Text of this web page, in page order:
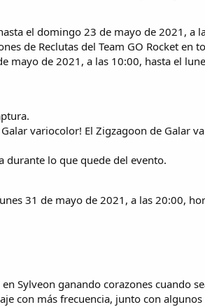
el domingo 23 de mayo de 2021, a
de Reclutas del Team GO Rocket en
mayo de 2021, a las 10:00, hasta el
variocolor! El Zigzagoon de Galar
durante lo que quede del evento.
31 de mayo de 2021, a las 20:00,
Sylveon ganando corazones cuando
con más frecuencia, junto con